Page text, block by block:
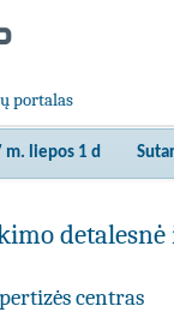
portalas
m. liepos 1 d
centras